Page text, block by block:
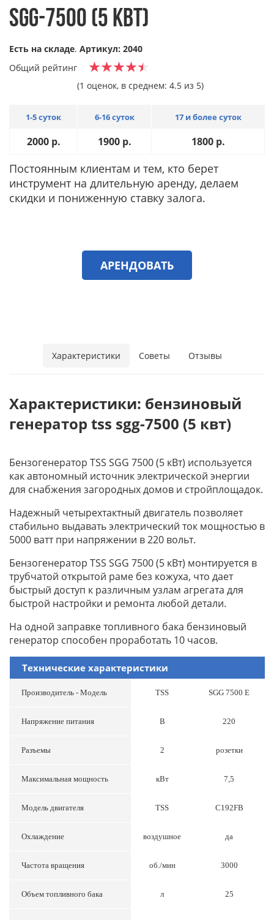
SGG-7500 (5 КВТ)
Есть на складе. Артикул: 2040
Общий рейтинг
(1 оценок, в среднем: 4.5 из 5)
1-5 суток 6-16 суток 17 и более суток
2000 р. 1900 р. 1800 р.
Постоянным клиентам и тем, кто берет
инструмент на длительную аренду, делаем
скидки и пониженную ставку залога.
АРЕНДОВАТЬ
Характеристики Советы Отзывы
Характеристики: бензиновый
генератор tss sgg-7500 (5 квт)
Бензогенератор TSS SGG 7500 (5 кВт) используется
как автономный источник электрической энергии
для снабжения загородных домов и стройплощадок.
Надежный четырехтактный двигатель позволяет
стабильно выдавать электрический ток мощностью в
5000 ватт при напряжении в 220 вольт.
Бензогенератор TSS SGG 7500 (5 кВт) монтируется в
трубчатой открытой раме без кожуха, что дает
быстрый доступ к различным узлам агрегата для
быстрой настройки и ремонта любой детали.
На одной заправке топливного бака бензиновый
генератор способен проработать 10 часов.
Технические характеристики
Производитель - Модель TSS SGG 7500 E
Напряжение питания В 220
Разъемы 2 розетки
Максимальная мощность кВт 7,5
Модель двигателя TSS C192FB
Охлаждение воздушное да
Частота вращения об./мин 3000
Объем топливного бака л 25